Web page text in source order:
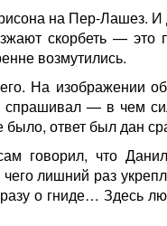
на Пер-Лашез.
скорбеть — это
возмутились.
На изображении
— в чем
было, ответ был дан
говорил, что
лишний раз
о гниде… Здесь